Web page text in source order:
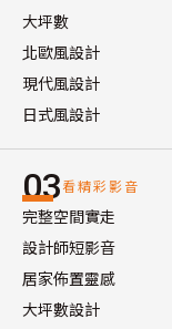
隨著施工時間越近
張，但直到施工
定會達成任務。」
既定素材中創造
設計概念文字為【
大坪數
北歐風設計
現代風設計
日式風設計
03看精彩影音
完整空間實走
設計師短影音
居家佈置靈感
大坪數設計